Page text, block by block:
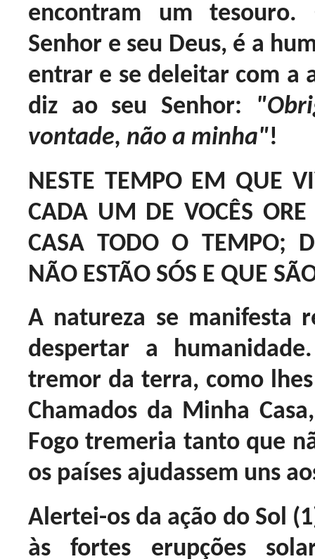
encontram um tesouro.
Senhor e seu Deus, é a
entrar e se deleitar com a
diz ao seu Senhor:
vontade, não a minha"!
NESTE TEMPO EM QUE
CADA UM DE VOCÊS
CASA TODO O TEMPO;
NÃO ESTÃO SÓS E QUE
A natureza se manifesta
despertar a
tremor da terra, como
Chamados da Minha
Fogo tremeria tanto que
os países ajudassem uns
Alertei-os da ação do Sol
às fortes erupções